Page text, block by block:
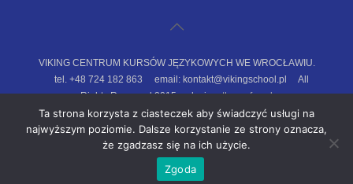
VIKING CENTRUM KURSÓW JĘZYKOWYCH WE WROCŁAWIU.
tel. +48 724 182 863 email: kontakt@vikingschool.pl All
Rights Reserved 2015. design:threeofus.pl
Polityka prywatności
Regulamin sklepu
Ta strona korzysta z ciasteczek aby świadczyć usługi na
najwyższym poziomie. Dalsze korzystanie ze strony oznacza,
że zgadzasz się na ich użycie.
Zgoda